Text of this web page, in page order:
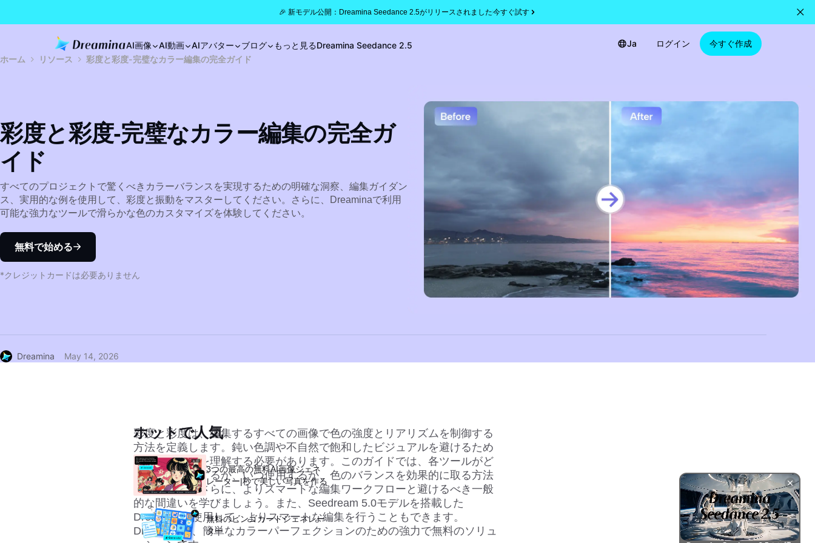
🎉 新モデル公開：Dreamina Seedance 2.5がリリースされました今すぐ試す
AI画像 AI動画 AIアバター ブログ もっと見るDreamina Seedance 2.5 Ja ログイン
今すぐ作成
ホーム
リソース 彩度と彩度-完璧なカラー編集の完全ガイド
彩度と彩度-完璧なカラー編集の完全ガ
イド
すべてのプロジェクトで驚くべきカラーバランスを実現するための明確な洞察、編集ガイダン
ス、実用的な例を使用して、彩度と振動をマスターしてください。さらに、Dreaminaで利用
可能な強力なツールで滑らかな色のカスタマイズを体験してください。
無料で始める
*クレジットカードは必要ありません
Dreamina May 14, 2026
彩度と彩度は、編集するすべての画像で色の強度とリアリズムを制御する
方法を定義します。鈍い色調や不自然で飽和したビジュアルを避けるため
の適切な過程を理解する必要があります。このガイドでは、各ツールがど
のように機能するか、いつ使用するか、色のバランスを効果的に取る方法
を示します。さらに、よりスマートな編集ワークフローと避けるべき一般
的な間違いを学びましょう。また、 Seedream 5.0モデルを搭載した
Dreaminaを使用して、よりスマートな編集を行うこともできます。
Dreaminaは、簡単なカラーパーフェクションのための強力で無料のソリュ
ホットで人気
3つの最高の無料AI画像ジェネ
レーター|秒で美しい写真を作る
無料のビンゴカードジェネレー
ター